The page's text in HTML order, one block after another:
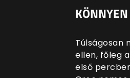
Túlságosan
ellen, főleg
első